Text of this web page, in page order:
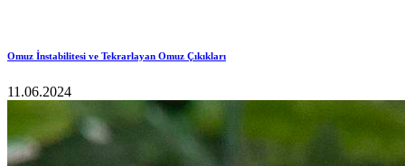
Omuz İnstabilitesi ve Tekrarlayan Omuz Çıkıkları
11.06.2024